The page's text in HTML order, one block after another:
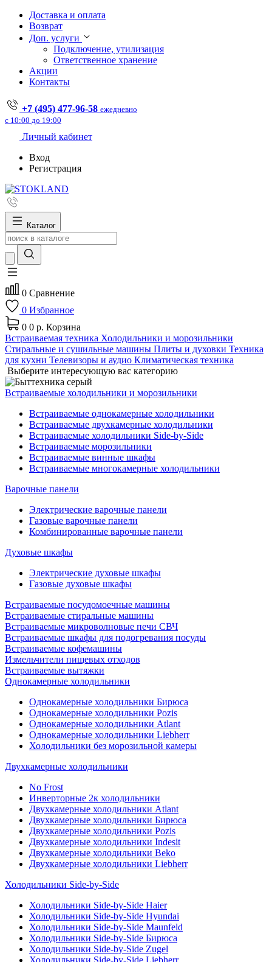
Доставка и оплата
Возврат
Доп. услуги
Подключение, утилизация
Ответственное хранение
Акции
Контакты
+7 (495) 477-96-58 ежедневно
с 10:00 до 19:00
Личный кабинет
Вход
Регистрация
Каталог
0 Сравнение
0 Избранное
0 0 р. Корзина
Встраиваемая техника Холодильники и морозильники
Стиральные и сушильные машины Плиты и духовки Техника
для кухни Телевизоры и аудио Климатическая техника
Выберите интересующую вас категорию
Встраиваемые холодильники и морозильники
Встраиваемые однокамерные холодильники
Встраиваемые двухкамерные холодильники
Встраиваемые холодильники Side-by-Side
Встраиваемые морозильники
Встраиваемые винные шкафы
Встраиваемые многокамерные холодильники
Варочные панели
Электрические варочные панели
Газовые варочные панели
Комбинированные варочные панели
Духовые шкафы
Электрические духовые шкафы
Газовые духовые шкафы
Встраиваемые посудомоечные машины
Встраиваемые стиральные машины
Встраиваемые микроволновые печи СВЧ
Встраиваемые шкафы для подогревания посуды
Встраиваемые кофемашины
Измельчители пищевых отходов
Встраиваемые вытяжки
Однокамерные холодильники
Однокамерные холодильники Бирюса
Однокамерные холодильники Pozis
Однокамерные холодильники Atlant
Однокамерные холодильники Liebherr
Холодильники без морозильной камеры
Двухкамерные холодильники
No Frost
Инверторные 2к холодильники
Двухкамерные холодильники Atlant
Двухкамерные холодильники Бирюса
Двухкамерные холодильники Pozis
Двухкамерные холодильники Indesit
Двухкамерные холодильники Beko
Двухкамерные холодильники Liebherr
Холодильники Side-by-Side
Холодильники Side-by-Side Haier
Холодильники Side-by-Side Hyundai
Холодильники Side-by-Side Maunfeld
Холодильники Side-by-Side Бирюса
Холодильники Side-by-Side Zugel
Холодильники Side-by-Side Liebherr